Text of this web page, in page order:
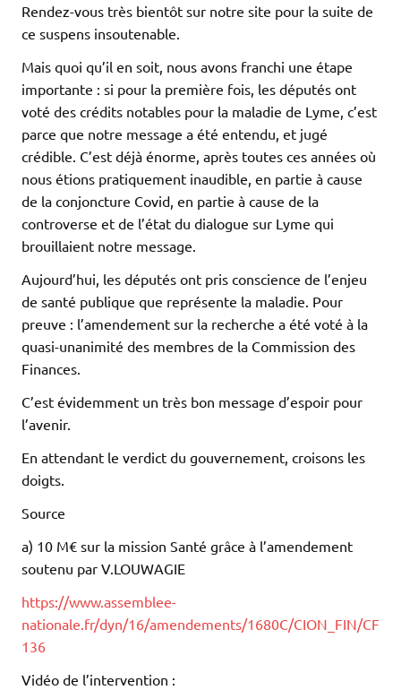
Rendez-vous très bientôt sur notre site pour la suite de
ce suspens insoutenable.
Mais quoi qu’il en soit, nous avons franchi une étape
importante : si pour la première fois, les députés ont
voté des crédits notables pour la maladie de Lyme, c’est
parce que notre message a été entendu, et jugé
crédible. C’est déjà énorme, après toutes ces années où
nous étions pratiquement inaudible, en partie à cause
de la conjoncture Covid, en partie à cause de la
controverse et de l’état du dialogue sur Lyme qui
brouillaient notre message.
Aujourd’hui, les députés ont pris conscience de l’enjeu
de santé publique que représente la maladie. Pour
preuve : l’amendement sur la recherche a été voté à la
quasi-unanimité des membres de la Commission des
Finances.
C’est évidemment un très bon message d’espoir pour
l’avenir.
En attendant le verdict du gouvernement, croisons les
doigts.
Source
a) 10 M€ sur la mission Santé grâce à l’amendement
soutenu par V.LOUWAGIE
https://www.assemblee-
nationale.fr/dyn/16/amendements/1680C/CION_FIN/CF
136
Vidéo de l’intervention :